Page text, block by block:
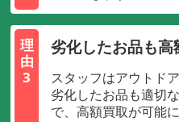
理
由
3
劣化したお品も高
スタッフはアウトド
劣化したお品も適切
で、高額買取が可能に